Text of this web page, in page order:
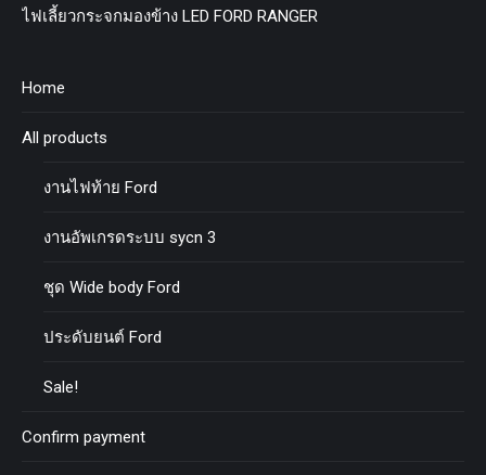
ไฟเลี้ยวกระจกมองข้าง LED FORD RANGER
Home
All products
งานไฟท้าย Ford
งานอัพเกรดระบบ sycn 3
ชุด Wide body Ford
ประดับยนต์ Ford
Sale!
Confirm payment